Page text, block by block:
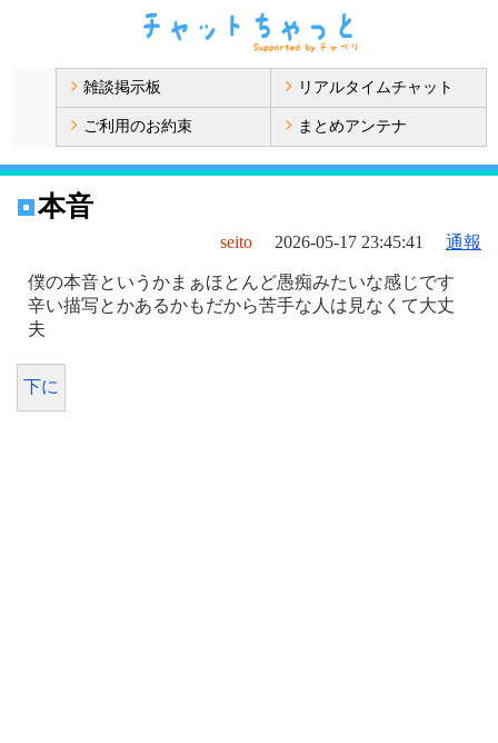
雑談掲示板 リアルタイムチャット
ご利用のお約束 まとめアンテナ
本音
seito 2026-05-17 23:45:41 通報
僕の本音というかまぁほとんど愚痴みたいな感じです
辛い描写とかあるかもだから苦手な人は見なくて大丈
夫
下に